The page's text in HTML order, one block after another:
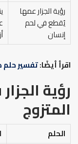
رؤية الجزار عمها
يُقطع في لحم
إنسان
اقرأ أيضًا:تفسير حلم
رؤية
المتزوج
الحلم